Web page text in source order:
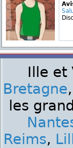
Ille et
Bretagne,
les
Reims,